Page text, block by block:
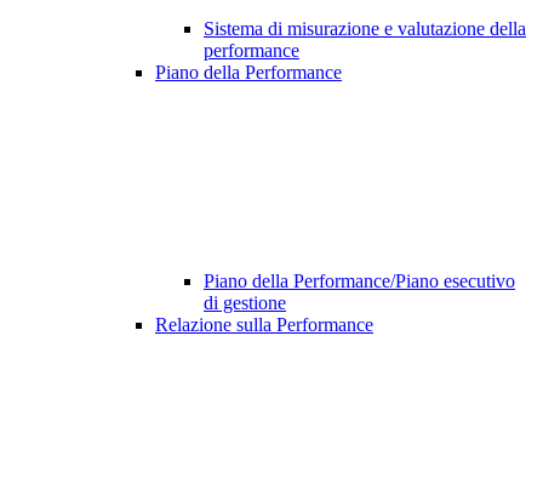
Sistema di misurazione e valutazione della
performance
Piano della Performance
Piano della Performance/Piano esecutivo
di gestione
Relazione sulla Performance